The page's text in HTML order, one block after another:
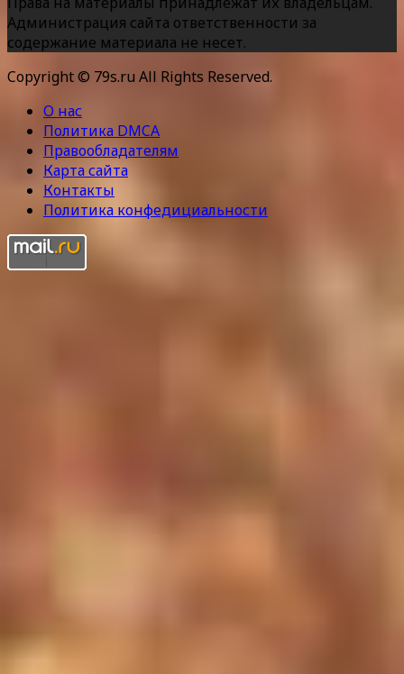
Администрация сайта ответственности за
содержание материала не несет.
Copyright © 79s.ru All Rights Reserved.
О нас
Политика DMCA
Правообладателям
Карта сайта
Контакты
Политика конфедициальности